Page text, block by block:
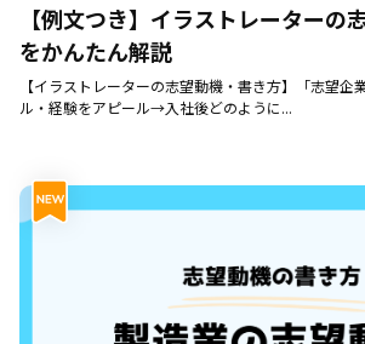
【例文つき】イラストレーターの
をかんたん解説
【イラストレーターの志望動機・書き方】「志望
ル・経験をアピール→入社後どのように...